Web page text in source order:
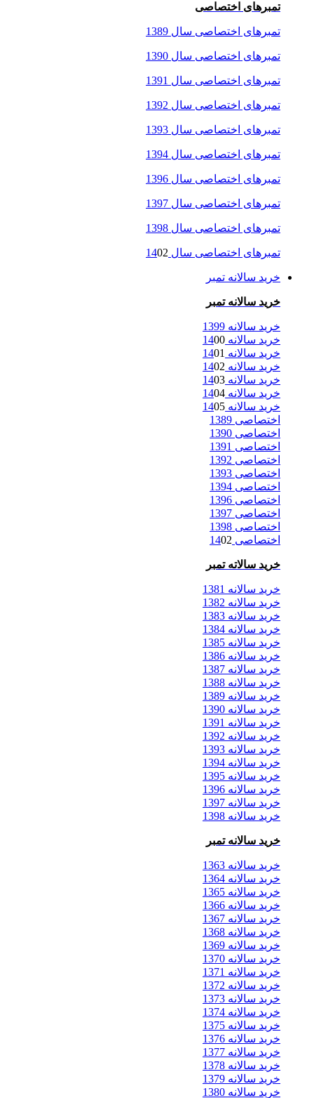
تمبرهای اختصاصی
تمبرهای اختصاصی سال 1389
تمبرهای اختصاصی سال 1390
تمبرهای اختصاصی سال 1391
تمبرهای اختصاصی سال 1392
تمبرهای اختصاصی سال 1393
تمبرهای اختصاصی سال 1394
تمبرهای اختصاصی سال 1396
تمبرهای اختصاصی سال 1397
تمبرهای اختصاصی سال 1398
تمبرهای اختصاصی سال 14 02
خرید سالانه تمبر
خرید سالانه تمبر
خرید سالانه 1399
خرید سالانه 14 00
خرید سالانه 14 01
خرید سالانه 14 02
خرید سالانه 14 03
خرید سالانه 14 04
خرید سالانه 14 05
اختصاصی 1389
اختصاصی 1390
اختصاصی 1391
اختصاصی 1392
اختصاصی 1393
اختصاصی 1394
اختصاصی 1396
اختصاصی 1397
اختصاصی 1398
اختصاصی 14 02
خرید سالاته تمبر
خرید سالانه 1381
خرید سالانه 1382
خرید سالانه 1383
خرید سالانه 1384
خرید سالانه 1385
خرید سالانه 1386
خرید سالانه 1387
خرید سالانه 1388
خرید سالانه 1389
خرید سالانه 1390
خرید سالانه 1391
خرید سالانه 1392
خرید سالانه 1393
خرید سالانه 1394
خرید سالانه 1395
خرید سالانه 1396
خرید سالانه 1397
خرید سالانه 1398
خرید سالانه تمبر
خرید سالانه 1363
خرید سالانه 1364
خرید سالانه 1365
خرید سالانه 1366
خرید سالانه 1367
خرید سالانه 1368
خرید سالانه 1369
خرید سالانه 1370
خرید سالانه 1371
خرید سالانه 1372
خرید سالانه 1373
خرید سالانه 1374
خرید سالانه 1375
خرید سالانه 1376
خرید سالانه 1377
خرید سالانه 1378
خرید سالانه 1379
خرید سالانه 1380